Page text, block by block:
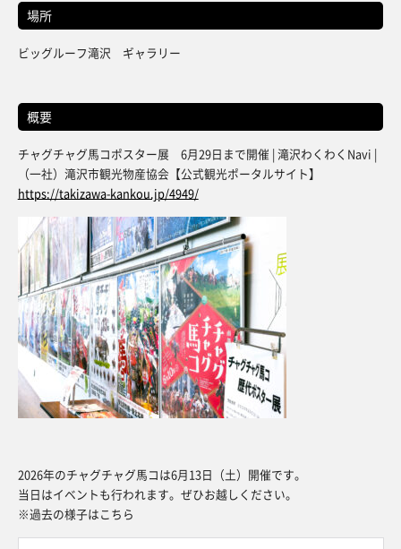
場所
ビッグルーフ滝沢 ギャラリー
概要
チャグチャグ馬コポスター展 6月29日まで開催 | 滝沢わくわくNavi |
（一社）滝沢市観光物産協会【公式観光ポータルサイト】
https://takizawa-kankou.jp/4949/
2026年のチャグチャグ馬コは6月13日（土）開催です。
当日はイベントも行われます。ぜひお越しください。
※過去の様子はこちら